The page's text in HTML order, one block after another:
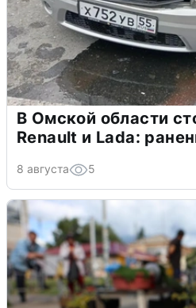
В Омской области
Renault и Lada:
8 августа 5